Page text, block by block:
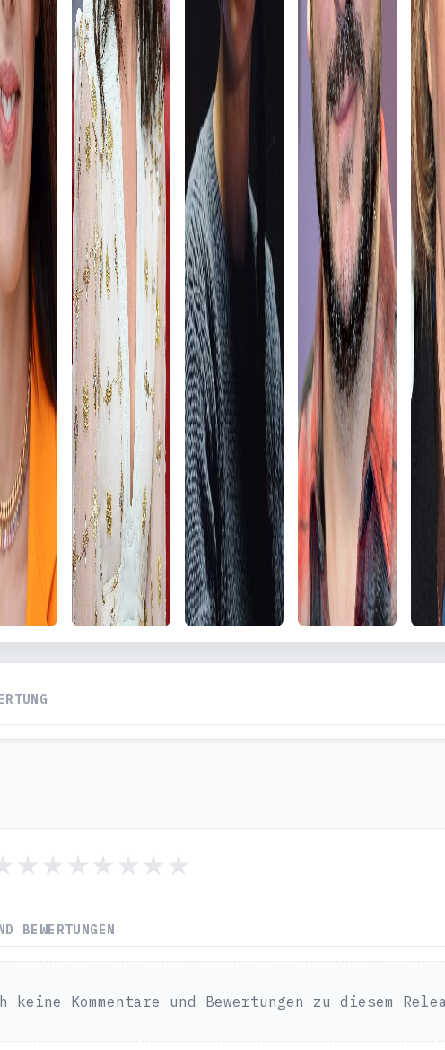
BEWERTUNGEN
keine Kommentare und Bewertungen zu diesem